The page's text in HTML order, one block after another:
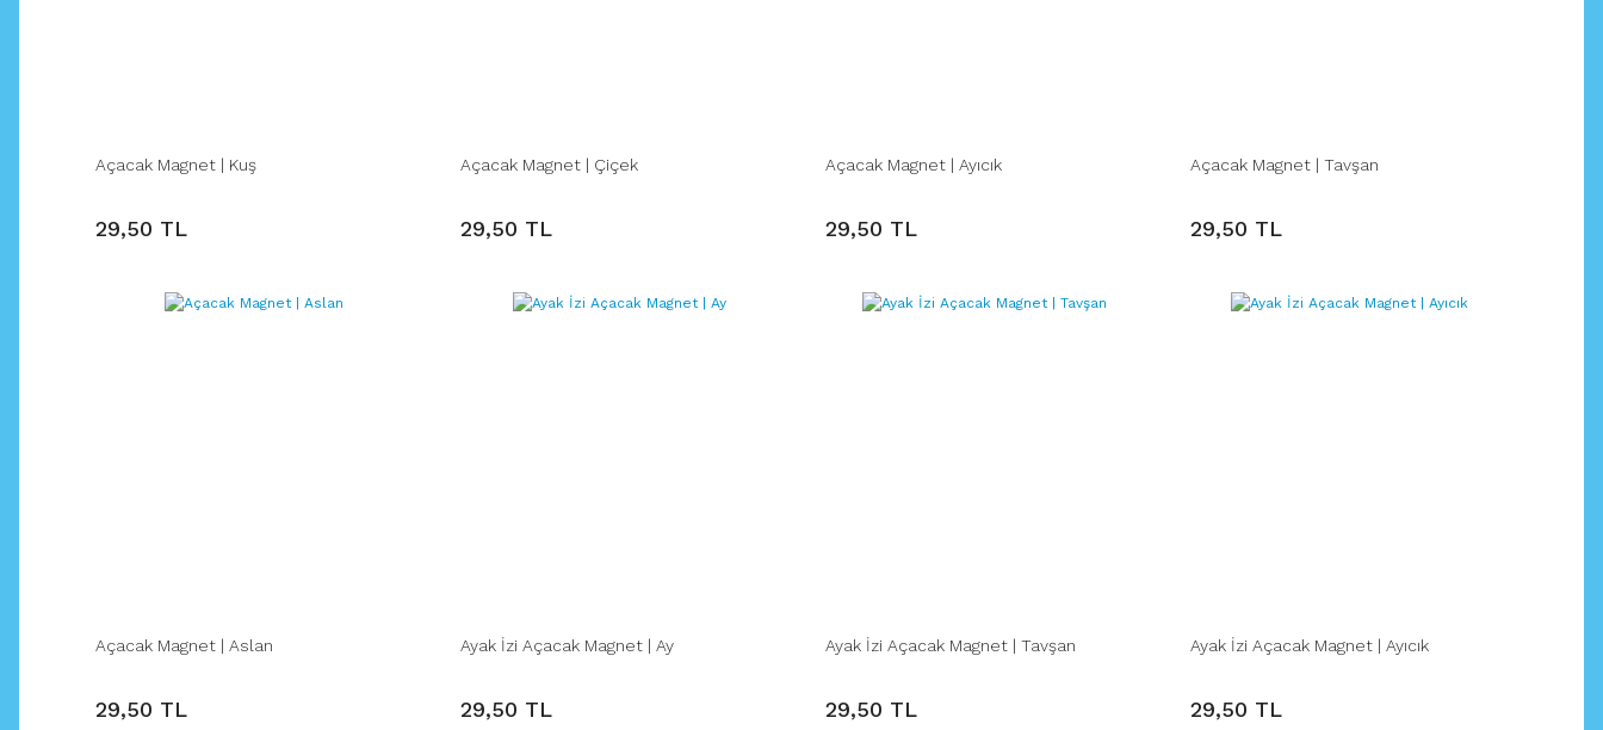
Açacak Magnet | Kuş
29,50 TL
Açacak Magnet | Çiçek
29,50 TL
Açacak Magnet | Ayıcık
29,50 TL
Açacak Magnet | Tavşan
29,50 TL
Açacak Magnet | Aslan
29,50 TL
Ayak İzi Açacak Magnet | Ay
29,50 TL
Ayak İzi Açacak Magnet | Tavşan
29,50 TL
Ayak İzi Açacak Magnet | Ayıcık
29,50 TL